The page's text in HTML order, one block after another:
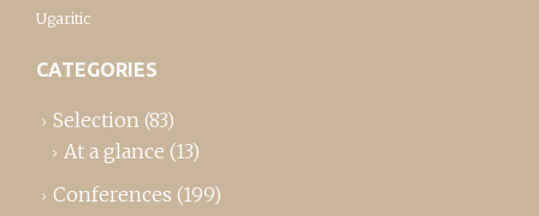
Ugaritic
CATEGORIES
Selection (83)
At a glance (13)
Conferences (199)